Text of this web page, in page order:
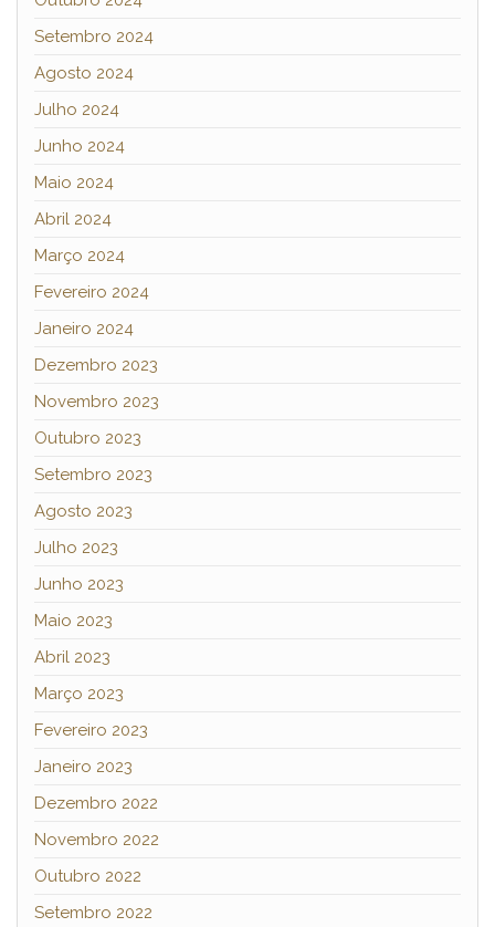
Setembro 2024
Agosto 2024
Julho 2024
Junho 2024
Maio 2024
Abril 2024
Março 2024
Fevereiro 2024
Janeiro 2024
Dezembro 2023
Novembro 2023
Outubro 2023
Setembro 2023
Agosto 2023
Julho 2023
Junho 2023
Maio 2023
Abril 2023
Março 2023
Fevereiro 2023
Janeiro 2023
Dezembro 2022
Novembro 2022
Outubro 2022
Setembro 2022